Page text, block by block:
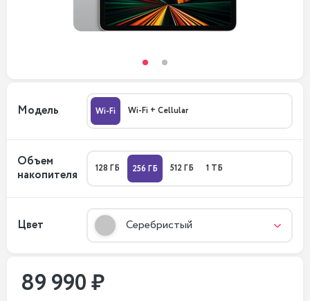
Модель Wi-Fi Wi-Fi + Cellular
Объем
накопителя
128 ГБ 256 ГБ 512 ГБ 1 ТБ
Цвет Серебристый
89 990 ₽